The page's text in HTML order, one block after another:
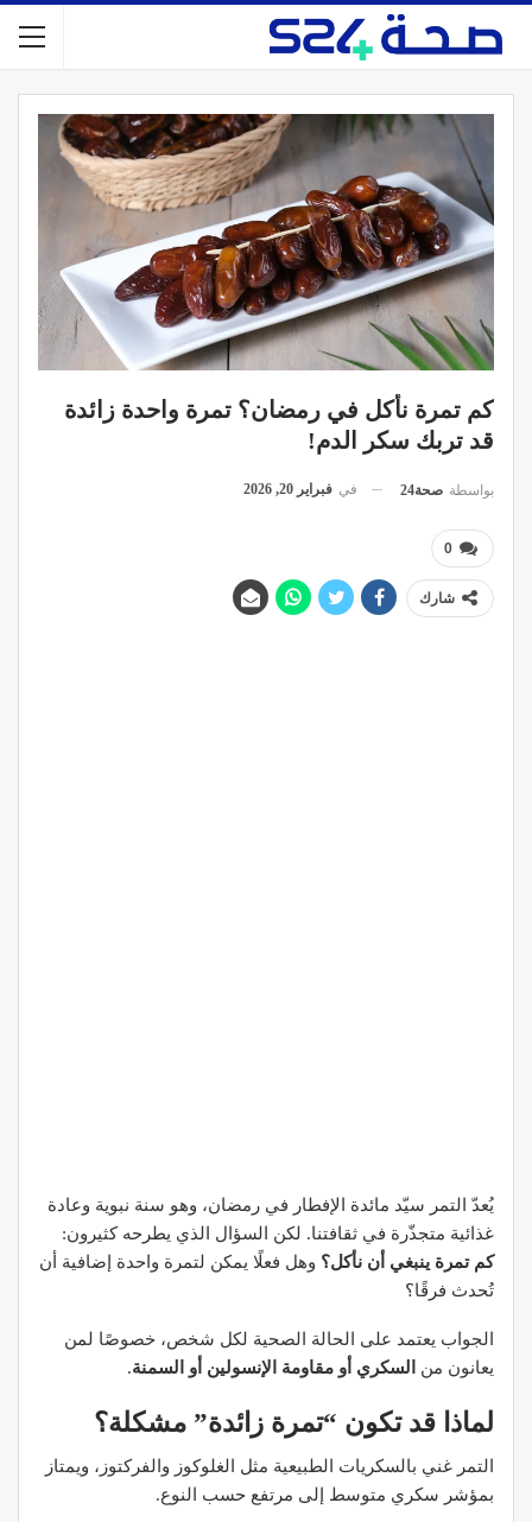
كم تمرة نأكل في رمضان؟ تمرة واحدة زائدة
قد تربك سكر الدم!
بواسطة صحة24 في فبراير 20, 2026
0
شارك
يُعدّ التمر سيّد مائدة الإفطار في رمضان، وهو سنة نبوية وعادة
غذائية متجذّرة في ثقافتنا. لكن السؤال الذي يطرحه كثيرون:
كم تمرة ينبغي أن نأكل؟ وهل فعلًا يمكن لتمرة واحدة إضافية أن
تُحدث فرقًا؟
الجواب يعتمد على الحالة الصحية لكل شخص، خصوصًا لمن
يعانون من
السكري أو مقاومة الإنسولين أو السمنة.
لماذا قد تكون “تمرة زائدة” مشكلة؟
التمر غني بالسكريات الطبيعية مثل الغلوكوز والفركتوز، ويمتاز
بمؤشر سكري متوسط إلى مرتفع حسب النوع.